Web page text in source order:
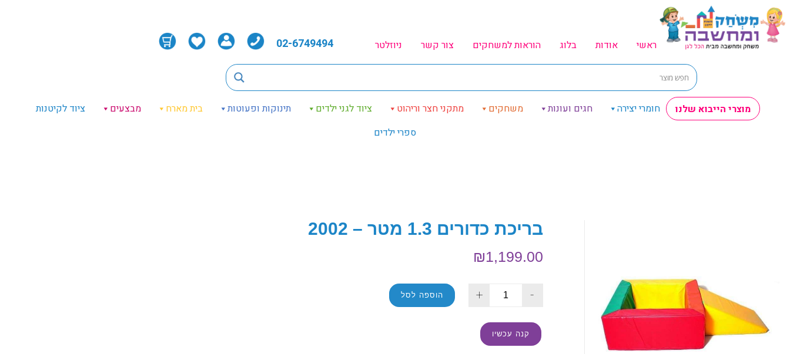
ראשי אודות בלוג הוראות למשחקים צור קשר ניוזלטר 02-6749494
מוצרי הייבוא שלנו חומרי יצירה חגים ועונות משחקים מתקני חצר וריהוט ציוד לגני ילדים תינוקות ופעוטות בית מארח מבצעים
ציוד לקיטנות
ספרי ילדים
בריכת כדורים 1.3 מטר – 2002
₪1,199.00
-
+ הוספה לסל
קנה עכשיו